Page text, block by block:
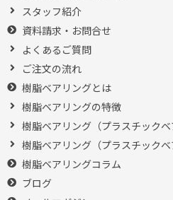
スタッフ紹介
資料請求・お問合せ
よくあるご質問
ご注文の流れ
樹脂ベアリングとは
樹脂ベアリングの特徴
樹脂ベアリング（プラスチック
樹脂ベアリング（プラスチック
樹脂ベアリングコラム
ブログ